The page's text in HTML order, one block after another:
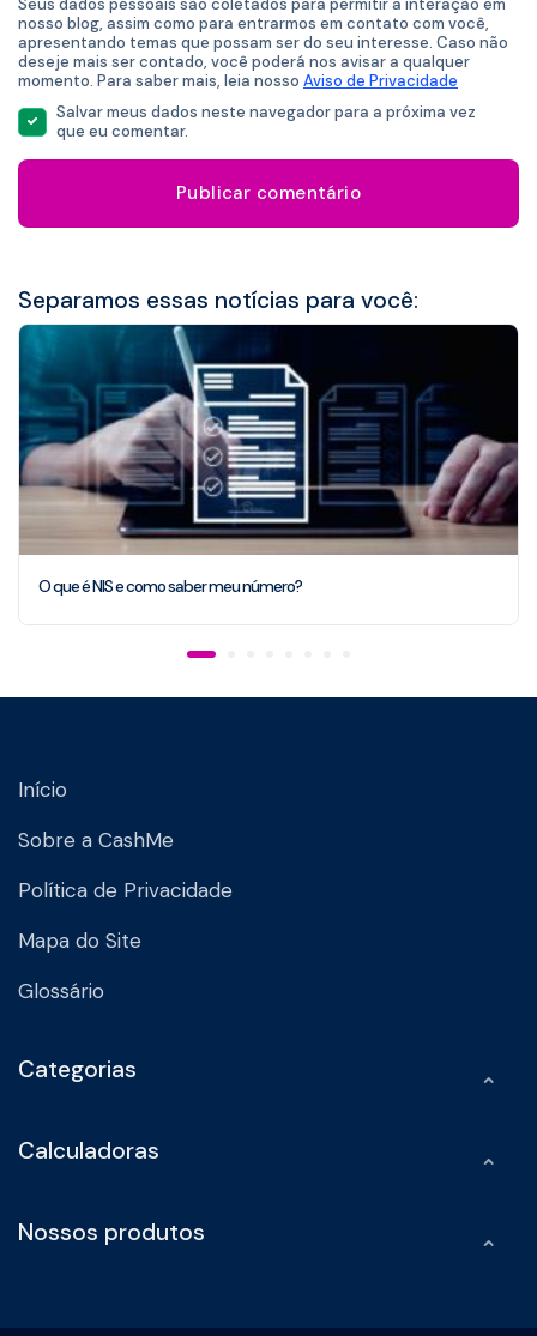
*
nosso blog, assim como para entrarmos em contato com você,
apresentando temas que possam ser do seu interesse. Caso não
deseje mais ser contado, você poderá nos avisar a qualquer
momento. Para saber mais, leia nosso Aviso de Privacidade
Salvar meus dados neste navegador para a próxima vez
que eu comentar.
Separamos essas notícias para você:
O que é NIS e como saber meu número?
Início
Sobre a CashMe
Política de Privacidade
Mapa do Site
Glossário
Categorias
Calculadoras
Nossos produtos